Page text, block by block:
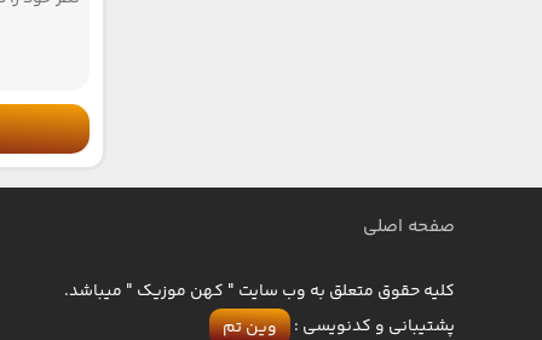
صفحه اصلی
کلیه حقوق متعلق به وب سایت " کهن موزیک " میباشد.
پشتیبانی و کدنویسی :
وین تم